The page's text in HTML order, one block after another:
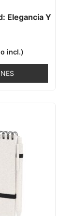
Elegancia Y
incl.)